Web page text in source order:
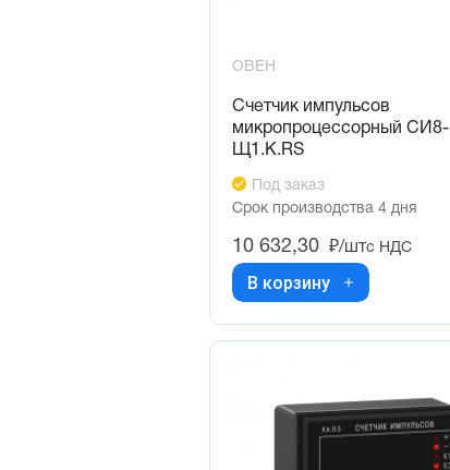
ОВЕН
Счетчик импульсов
микропроцессорный СИ8-
Щ1.К.RS
Под заказ
Срок производства 4 дня
10 632,30 ₽/штс НДС
В корзину